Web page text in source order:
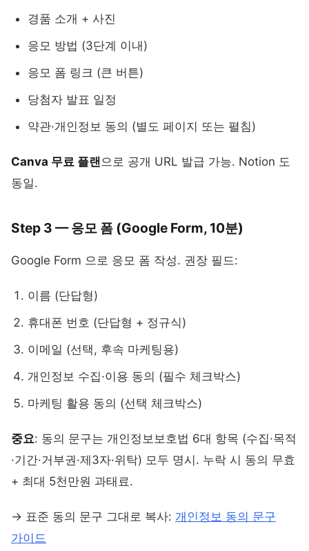
경품 소개 + 사진
응모 방법 (3단계 이내)
응모 폼 링크 (큰 버튼)
당첨자 발표 일정
약관·개인정보 동의 (별도 페이지 또는 펼침)
Canva 무료 플랜으로 공개 URL 발급 가능. Notion 도
동일.
Step 3 — 응모 폼 (Google Form, 10분)
Google Form 으로 응모 폼 작성. 권장 필드:
이름 (단답형)
휴대폰 번호 (단답형 + 정규식)
이메일 (선택, 후속 마케팅용)
개인정보 수집·이용 동의 (필수 체크박스)
마케팅 활용 동의 (선택 체크박스)
중요: 동의 문구는 개인정보보호법 6대 항목 (수집·목적
·기간·거부권·제3자·위탁) 모두 명시. 누락 시 동의 무효
+ 최대 5천만원 과태료.
→ 표준 동의 문구 그대로 복사: 개인정보 동의 문구
가이드